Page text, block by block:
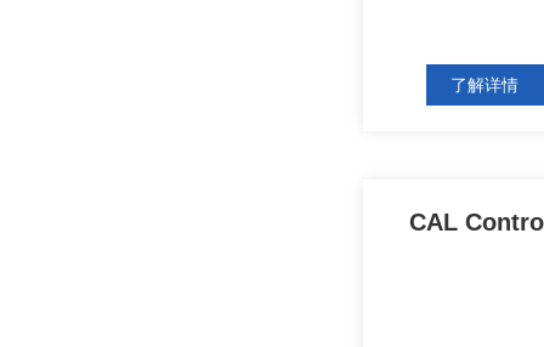
了解详情
CAL